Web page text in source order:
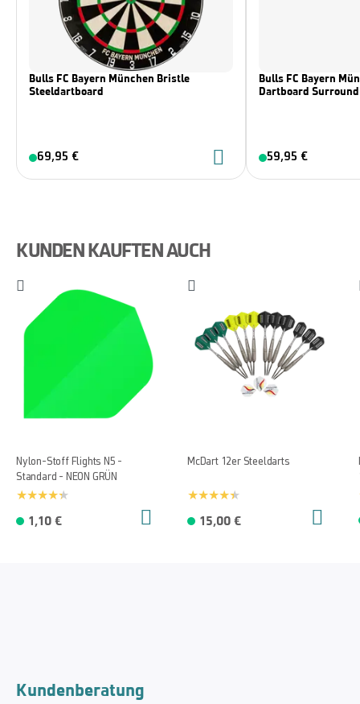
Bulls FC Bayern München Bristle
Steeldartboard
69,95 €
Bulls FC Bayern
Dartboard Surround
59,95 €
KUNDEN KAUFTEN AUCH
Nylon-Stoff Flights N5 -
Standard - NEON GRÜN
1,10 €
McDart 12er Steeldarts
15,00 €
Kundenberatung